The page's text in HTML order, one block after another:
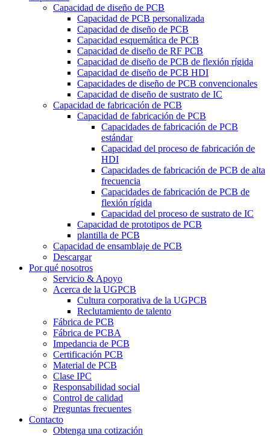
Capacidad de diseño de PCB
Capacidad de PCB personalizada
Capacidad de diseño de PCB
Capacidad esquemática de PCB
Capacidad de diseño de RF PCB
Capacidad de diseño de PCB de flexión rígida
Capacidad de diseño de PCB HDI
Capacidades de diseño de PCB convencionales
Capacidad de diseño de sustrato de IC
Capacidad de fabricación de PCB
Capacidad de fabricación de PCB
Capacidades de fabricación de PCB
estándar
Capacidad del proceso de fabricación de
HDI
Capacidades de fabricación de PCB de alta
frecuencia
Capacidades de fabricación de PCB de
flexión rígida
Capacidad del proceso de sustrato de IC
Capacidad de prototipos de PCB
plantilla de PCB
Capacidad de ensamblaje de PCB
Descargar
Por qué nosotros
Servicio & Apoyo
Acerca de la UGPCB
Cultura corporativa de la UGPCB
Reclutamiento de talento
Fábrica de PCB
Fábrica de PCBA
Impedancia de PCB
Certificación PCB
Material de PCB
Clase IPC
Responsabilidad social
Control de calidad
Preguntas frecuentes
Contacto
Obtenga una cotización